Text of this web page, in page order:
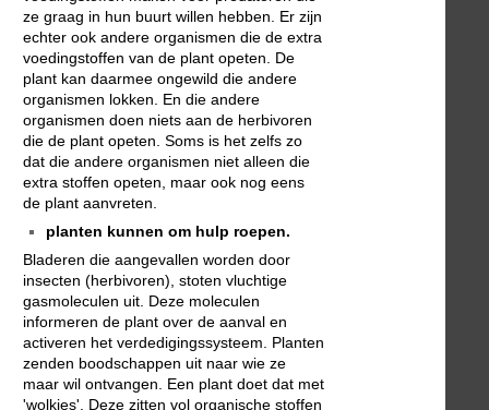
ze graag in hun buurt willen hebben. Er zijn
echter ook andere organismen die de extra
voedingstoffen van de plant opeten. De
plant kan daarmee ongewild die andere
organismen lokken. En die andere
organismen doen niets aan de herbivoren
die de plant opeten. Soms is het zelfs zo
dat die andere organismen niet alleen die
extra stoffen opeten, maar ook nog eens
de plant aanvreten.
planten kunnen om hulp roepen.
Bladeren die aangevallen worden door
insecten (herbivoren), stoten vluchtige
gasmoleculen uit. Deze moleculen
informeren de plant over de aanval en
activeren het verdedigingssysteem. Planten
zenden boodschappen uit naar wie ze
maar wil ontvangen. Een plant doet dat met
'wolkjes'. Deze zitten vol organische stoffen